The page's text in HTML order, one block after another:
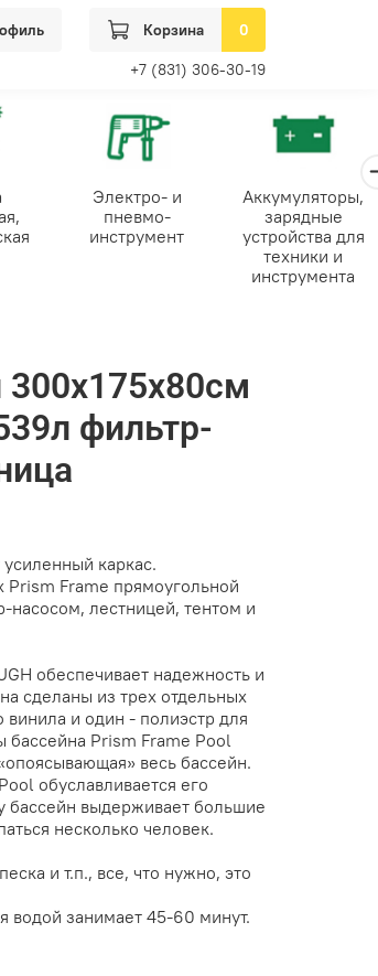
Корзина 0
+7 (831) 306-30-19
Электро- и
пневмо-
инструмент
Аккумуляторы,
зарядные
устройства для
техники и
инструмента
фильтр-
каркас.
Frame прямоугольной
насосом, лестницей, тентом и
обеспечивает надежность и
сделаны из трех отдельных
винила и один - полиэстр для
Prism Frame Pool
весь бассейн.
обуславливается его
бассейн выдерживает большие
несколько человек.
и т.п., все, что нужно, это
водой занимает 45-60 минут.